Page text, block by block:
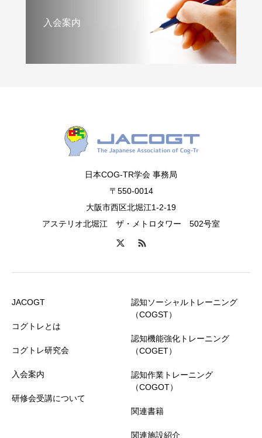
入会案内
日本COG-TR学会 事務局
〒550-0014
大阪市西区北堀江1-2-19
アステリオ北堀江 ザ・メトロタワー 502号室
JACOGT
コグトレとは
コグトレ研究会
入会案内
研修会受講について
認知ソーシャルトレーニング
（COGST）
認知機能強化トレーニング
（COGET）
認知作業トレーニング
（COGOT）
関連書籍
関連施設紹介